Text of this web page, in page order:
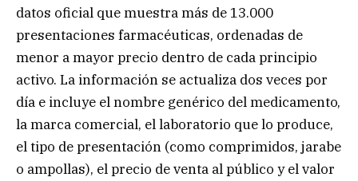
datos oficial que muestra más de 13.000
presentaciones farmacéuticas, ordenadas de
menor a mayor precio dentro de cada principio
activo. La información se actualiza dos veces por
día e incluye el nombre genérico del medicamento,
la marca comercial, el laboratorio que lo produce,
el tipo de presentación (como comprimidos, jarabe
o ampollas), el precio de venta al público y el valor